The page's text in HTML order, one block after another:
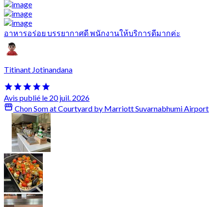
อาหารอร่อย บรรยากาศดี พนักงานให้บริการดีมากค่ะ
Titinant Jotinandana
Avis publié le 20 juil. 2026
Chon Som at Courtyard by Marriott Suvarnabhumi Airport